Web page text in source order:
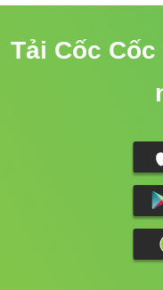
Tải Cốc